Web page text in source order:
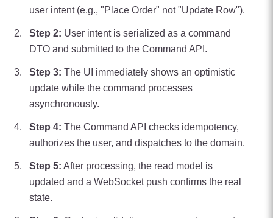
user intent (e.g., "Place Order" not "Update Row").
Step 2: User intent is serialized as a command
DTO and submitted to the Command API.
Step 3: The UI immediately shows an optimistic
update while the command processes
asynchronously.
Step 4: The Command API checks idempotency,
authorizes the user, and dispatches to the domain.
Step 5: After processing, the read model is
updated and a WebSocket push confirms the real
state.